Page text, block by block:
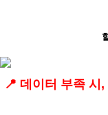
📍 데이터 부족 시